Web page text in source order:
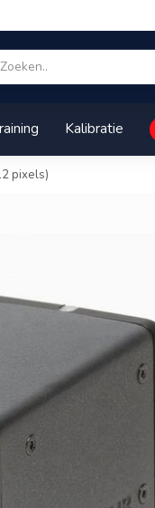
Kalibratie
pixels)